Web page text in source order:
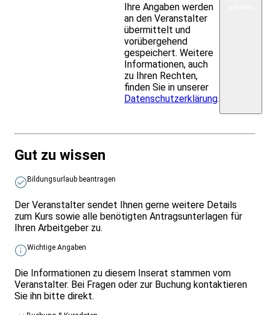
Ihre Angaben werden
an den Veranstalter
übermittelt und
vorübergehend
gespeichert. Weitere
Informationen, auch
zu Ihren Rechten,
finden Sie in unserer
Datenschutzerklärung.
Gut zu wissen
Bildungsurlaub beantragen
Der Veranstalter sendet Ihnen gerne weitere Details
zum Kurs sowie alle benötigten Antragsunterlagen für
Ihren Arbeitgeber zu.
Wichtige Angaben
Die Informationen zu diesem Inserat stammen vom
Veranstalter. Bei Fragen oder zur Buchung kontaktieren
Sie ihn bitte direkt.